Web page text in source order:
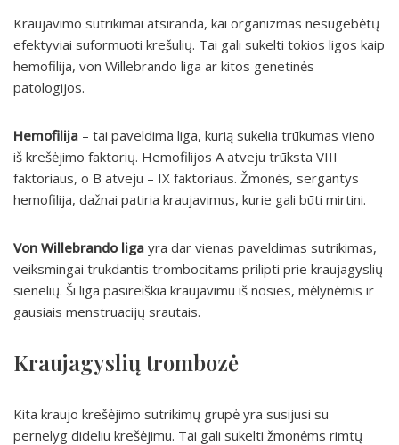
Kraujavimo sutrikimai atsiranda, kai organizmas nesugebėtų
efektyviai suformuoti krešulių. Tai gali sukelti tokios ligos kaip
hemofilija, von Willebrando liga ar kitos genetinės
patologijos.
Hemofilija – tai paveldima liga, kurią sukelia trūkumas vieno
iš krešėjimo faktorių. Hemofilijos A atveju trūksta VIII
faktoriaus, o B atveju – IX faktoriaus. Žmonės, sergantys
hemofilija, dažnai patiria kraujavimus, kurie gali būti mirtini.
Von Willebrando liga yra dar vienas paveldimas sutrikimas,
veiksmingai trukdantis trombocitams prilipti prie kraujagyslių
sienelių. Ši liga pasireiškia kraujavimu iš nosies, mėlynėmis ir
gausiais menstruacijų srautais.
Kraujagyslių trombozė
Kita kraujo krešėjimo sutrikimų grupė yra susijusi su
pernelyg dideliu krešėjimu. Tai gali sukelti žmonėms rimtų